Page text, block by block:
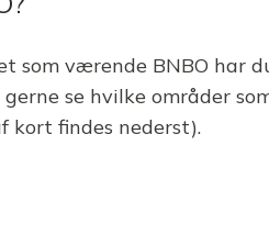
som værende BNBO har
se hvilke områder
kort findes nederst).